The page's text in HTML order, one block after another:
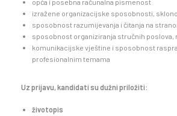
opća i posebna računalna pismenost
izražene organizacijske sposobnosti,
sposobnost razumijevanja i čitanja na
sposobnost organiziranja stručnih poslova,
komunikacijske vještine i sposobnost
profesionalnim temama
Uz prijavu, kandidati su dužni priložiti:
životopis